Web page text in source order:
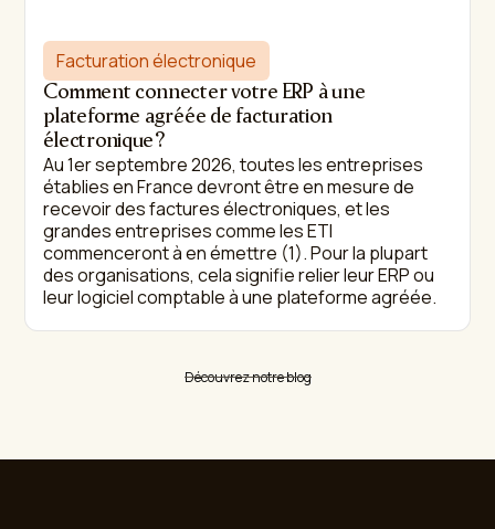
Facturation électronique
Comment connecter votre ERP à une
plateforme agréée de facturation
électronique ?
Au 1er septembre 2026, toutes les entreprises
établies en France devront être en mesure de
recevoir des factures électroniques, et les
grandes entreprises comme les ETI
commenceront à en émettre (1). Pour la plupart
des organisations, cela signifie relier leur ERP ou
leur logiciel comptable à une plateforme agréée.
Découvrez notre blog